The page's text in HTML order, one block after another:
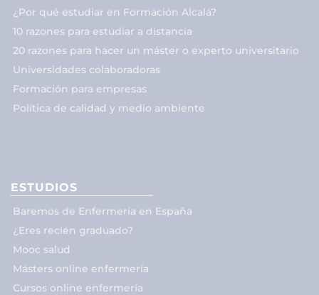
¿Por qué estudiar en Formación Alcalá?
10 razones para estudiar a distancia
20 razones para hacer un máster o experto universitario
Universidades colaboradoras
Formación para empresas
Política de calidad y medio ambiente
ESTUDIOS
Baremos de Enfermería en España
¿Eres recién graduado?
Mooc salud
Másters online enfermería
Cursos online enfermería